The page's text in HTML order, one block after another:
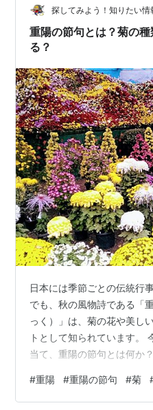
探してみよう！知りたい情
重陽の節句とは？菊の
る？
日本には季節ごとの伝統行
でも、秋の風物詩である「
っく）」は、菊の花や美し
トとして知られています。
当て、重陽の節句とは何か
解説します。 重陽の節句と
重陽の節句の菊の意味や種
#重陽 #重陽の節句 #菊